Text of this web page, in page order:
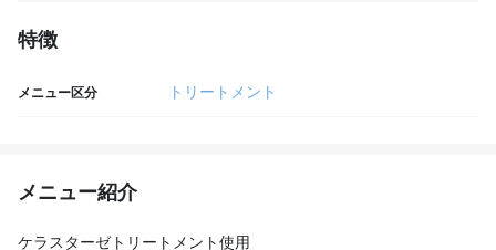
特徴
メニュー区分 トリートメント
メニュー紹介
ケラスターゼトリートメント使用